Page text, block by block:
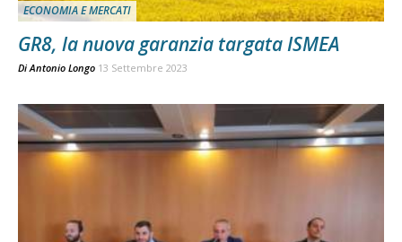
ECONOMIA E MERCATI
GR8, la nuova garanzia targata ISMEA
DiAntonio Longo 13 Settembre 2023